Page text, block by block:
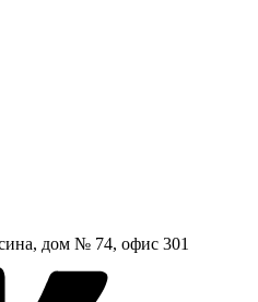
дом № 74, офис 301